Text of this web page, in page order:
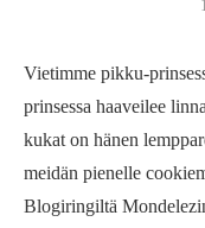
Vietimme pikku-
prinsessa haaveilee
kukat on hänen
meidän pienelle
Blogiringiltä